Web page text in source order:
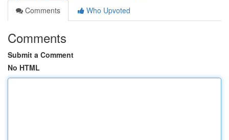
Comments
Who Upvoted
Comments
Submit a Comment
No HTML